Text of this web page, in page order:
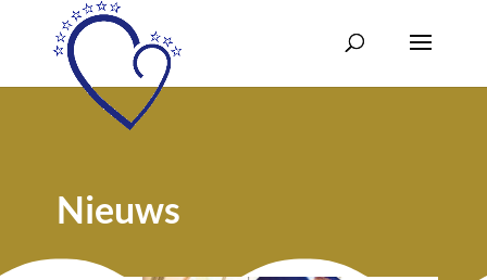
Nieuws